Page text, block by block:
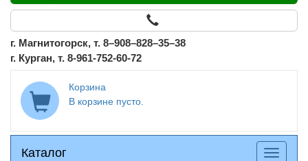
г. Магнитогорск, т. 8–908–828–35–38
г. Курган, т. 8-961-752-60-72
Корзина
В корзине пусто.
Каталог
Каталог